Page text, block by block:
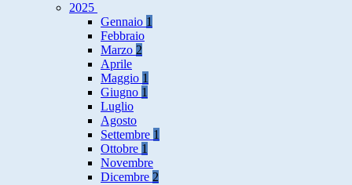
2025
Gennaio 1
Febbraio
Marzo 2
Aprile
Maggio 1
Giugno 1
Luglio
Agosto
Settembre 1
Ottobre 1
Novembre
Dicembre 2